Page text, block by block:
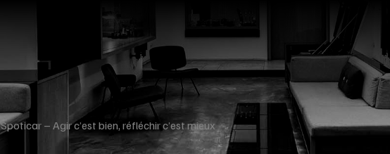
Spoticar – Agir c’est bien, réfléchir c’est mieux